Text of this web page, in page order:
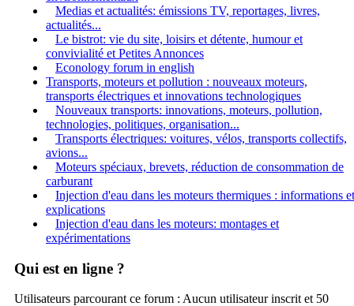
Medias et actualités: émissions TV, reportages, livres,
actualités...
Le bistrot: vie du site, loisirs et détente, humour et
convivialité et Petites Annonces
Econology forum in english
Transports, moteurs et pollution : nouveaux moteurs,
transports électriques et innovations technologiques
Nouveaux transports: innovations, moteurs, pollution,
technologies, politiques, organisation...
Transports électriques: voitures, vélos, transports collectifs,
avions...
Moteurs spéciaux, brevets, réduction de consommation de
carburant
Injection d'eau dans les moteurs thermiques : informations et
explications
Injection d'eau dans les moteurs: montages et
expérimentations
Qui est en ligne ?
Utilisateurs parcourant ce forum : Aucun utilisateur inscrit et 50